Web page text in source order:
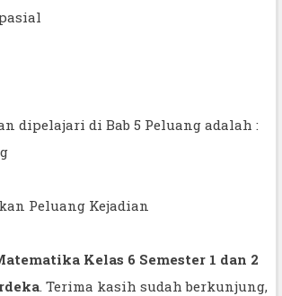
dipelajari di Bab 5 Peluang adalah :
Peluang Kejadian
Kelas 6 Semester 1 dan 2
. Terima kasih sudah berkunjung,